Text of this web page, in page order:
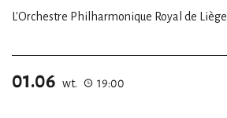
L'Orchestre Philharmonique Royal de Liège
01.06 wt. 19:00